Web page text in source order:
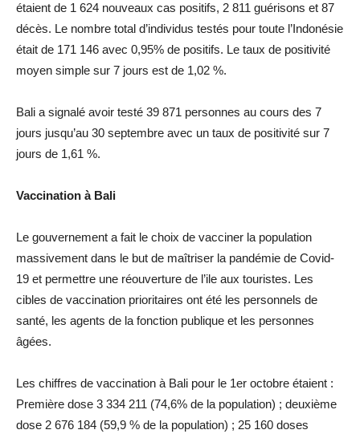
étaient de 1 624 nouveaux cas positifs, 2 811 guérisons et 87
décès. Le nombre total d’individus testés pour toute l’Indonésie
était de 171 146 avec 0,95% de positifs. Le taux de positivité
moyen simple sur 7 jours est de 1,02 %.
Bali a signalé avoir testé 39 871 personnes au cours des 7
jours jusqu’au 30 septembre avec un taux de positivité sur 7
jours de 1,61 %.
Vaccination à Bali
Le gouvernement a fait le choix de vacciner la population
massivement dans le but de maîtriser la pandémie de Covid-
19 et permettre une réouverture de l’ile aux touristes. Les
cibles de vaccination prioritaires ont été les personnels de
santé, les agents de la fonction publique et les personnes
âgées.
Les chiffres de vaccination à Bali pour le 1er octobre étaient :
Première dose 3 334 211 (74,6% de la population) ; deuxième
dose 2 676 184 (59,9 % de la population) ; 25 160 doses